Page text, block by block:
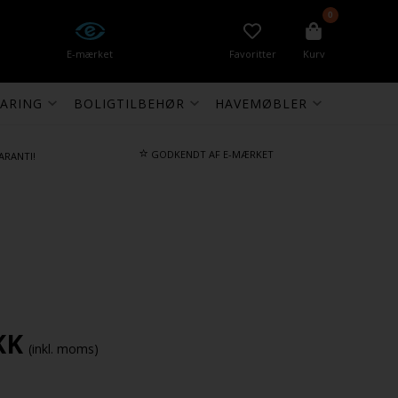
E-mærket Favoritter
0
Kurv
BOLIGTILBEHØR HAVEMØBLER
⭐ GODKENDT AF E-MÆRKET
(inkl. moms)